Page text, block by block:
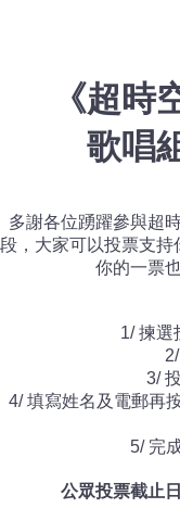
《超時
歌唱
多謝各位踴躍參與超
段，大家可以投票支持
你的一票
1/ 揀選
3/
4/ 填寫姓名及電郵再
5/ 完
公眾投票截止